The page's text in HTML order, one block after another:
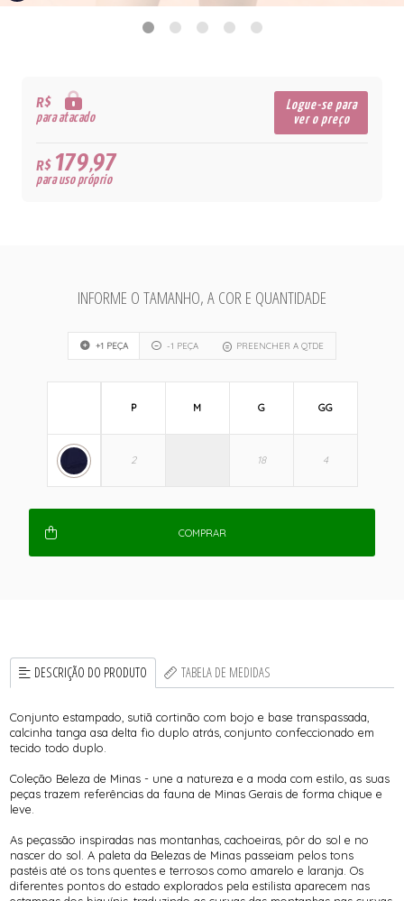
R$
para atacado
Logue-se para
ver o preço
R$179,97
para uso próprio
INFORME O TAMANHO, A COR E QUANTIDADE
+1 PEÇA -1 PEÇA PREENCHER A QTDE
P M G GG
COMPRAR
DESCRIÇÃO DO PRODUTO TABELA DE MEDIDAS
Conjunto estampado, sutiã cortinão com bojo e base transpassada,
calcinha tanga asa delta fio duplo atrás, conjunto confeccionado em
tecido todo duplo.
Coleção Beleza de Minas - une a natureza e a moda com estilo, as suas
peças trazem referências da fauna de Minas Gerais de forma chique e
leve.
As peçassão inspiradas nas montanhas, cachoeiras, pôr do sol e no
nascer do sol. A paleta da Belezas de Minas passeiam pelos tons
pastéis até os tons quentes e terrosos como amarelo e laranja. Os
diferentes pontos do estado explorados pela estilista aparecem nas